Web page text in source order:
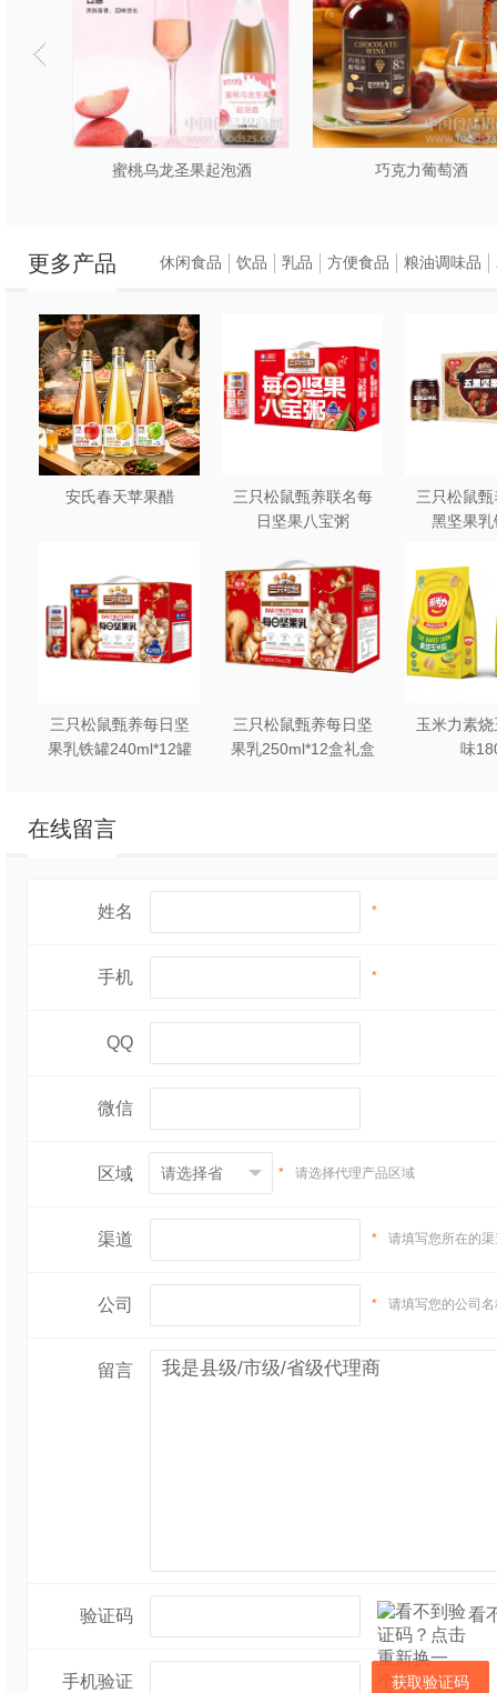
蜜桃乌龙圣果起泡酒 巧克力葡萄酒
更多产品
安氏春天苹果醋
三只松鼠甄养联名每
日坚果八宝粥
三只松鼠
黑坚果乳
三只松鼠甄养每日坚
果乳铁罐240ml*12罐
三只松鼠甄养每日坚
果乳250ml*12盒礼盒
玉米力素
味
休闲食品 饮品 乳品 方便食品 粮油调味品
在线留言
姓名 *
手机 *
QQ
微信
区域 * 请选择代理产品区域
渠道 * 请填写您所在的
公司 * 请填写您的公司
留言
验证码 看
手机验证 获取验证码